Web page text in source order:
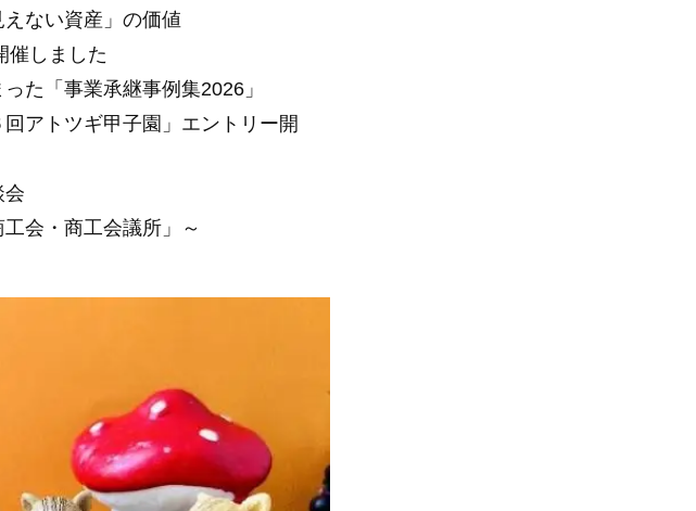
ない資産」の価値
催しました
た「事業承継事例集2026」
アトツギ甲子園」エントリー開
会
会・商工会議所」～